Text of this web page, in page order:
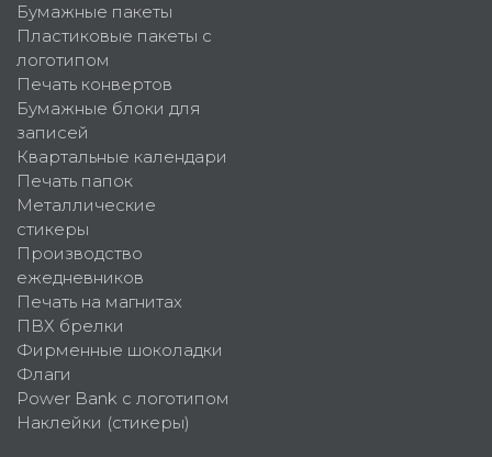
Бумажные пакеты
Пластиковые пакеты с
логотипом
Печать конвертов
Бумажные блоки для
записей
Квартальные календари
Печать папок
Металлические
стикеры
Производство
ежедневников
Печать на магнитах
ПВХ брелки
Фирменные шоколадки
Флаги
Power Bank с логотипом
Наклейки (стикеры)